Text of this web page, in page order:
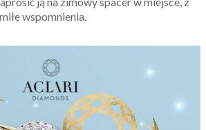
wspomnienia.